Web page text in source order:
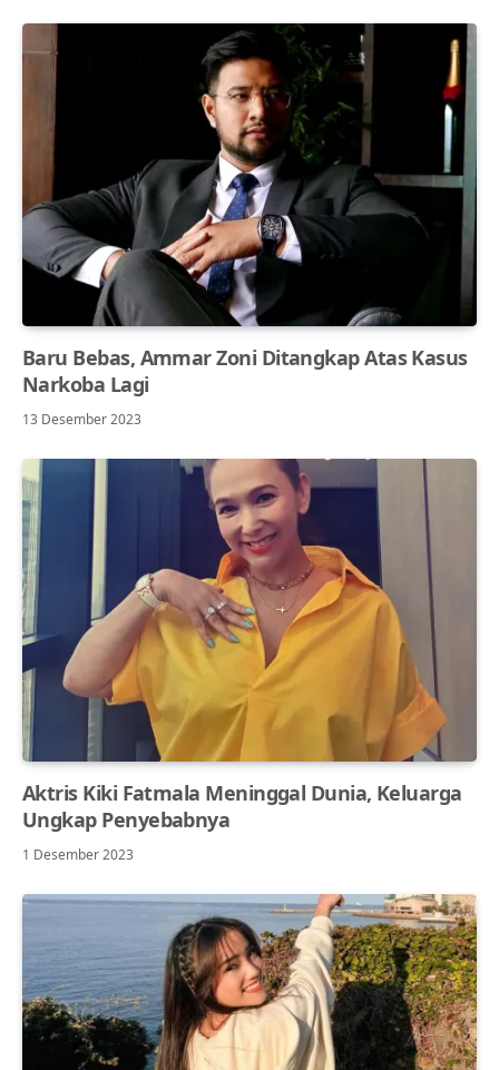
Baru Bebas, Ammar Zoni Ditangkap Atas Kasus
Narkoba Lagi
13 Desember 2023
Aktris Kiki Fatmala Meninggal Dunia, Keluarga
Ungkap Penyebabnya
1 Desember 2023